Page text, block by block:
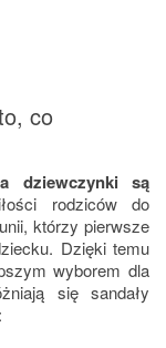
co
dziewczynki są
rodziców do
którzy pierwsze
Dzięki temu
wyborem dla
się sandały